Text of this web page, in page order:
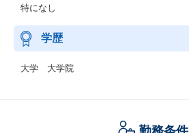
特になし
学歴
大学 大学院